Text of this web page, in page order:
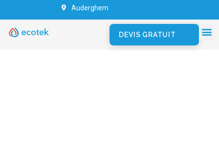
Auderghem
DEVIS GRATUIT